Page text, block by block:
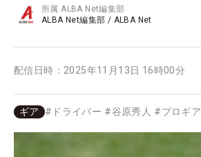
所属ALBA Net編集部
ALBA Net編集部 / ALBA Net
配信日時： 2025年11月13日 16時00分
ギア # ドライバー #谷原秀人 #プロギア